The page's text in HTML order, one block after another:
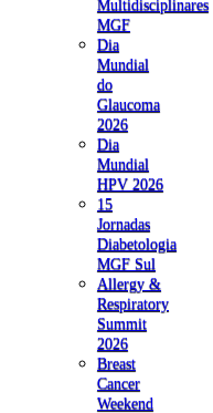
Multidisciplinares
MGF
Dia
Mundial
do
Glaucoma
2026
Dia
Mundial
HPV 2026
15
Jornadas
Diabetologia
MGF Sul
Allergy &
Respiratory
Summit
2026
Breast
Cancer
Weekend